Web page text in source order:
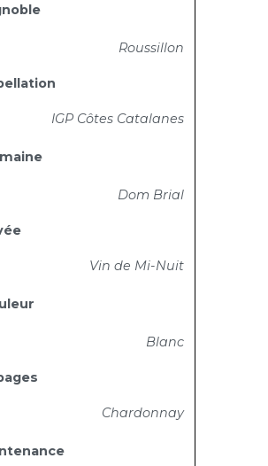
Roussillon
IGP Côtes Catalanes
Dom Brial
Vin de Mi-Nuit
Blanc
Chardonnay